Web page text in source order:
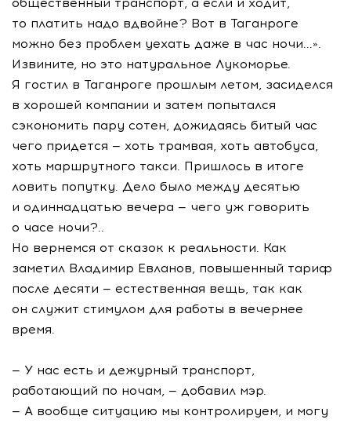
то платить надо вдвойне? Вот в Таганроге
можно без проблем уехать даже в час ночи...».
Извините, но это натуральное Лукоморье.
Я гостил в Таганроге прошлым летом, засиделся
в хорошей компании и затем попытался
сэкономить пару сотен, дожидаясь битый час
чего придется — хоть трамвая, хоть автобуса,
хоть маршрутного такси. Пришлось в итоге
ловить попутку. Дело было между десятью
и одиннадцатью вечера — чего уж говорить
о часе ночи?..
Но вернемся от сказок к реальности. Как
заметил Владимир Евланов, повышенный тариф
после десяти — естественная вещь, так как
он служит стимулом для работы в вечернее
время.
— У нас есть и дежурный транспорт,
работающий по ночам, — добавил мэр.
— А вообще ситуацию мы контролируем, и могу